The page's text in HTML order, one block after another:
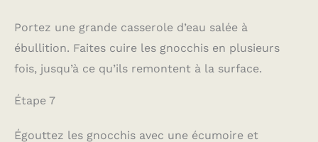
Portez une grande casserole d’eau salée à
ébullition. Faites cuire les gnocchis en plusieurs
fois, jusqu’à ce qu’ils remontent à la surface.
Étape 7
Égouttez les gnocchis avec une écumoire et